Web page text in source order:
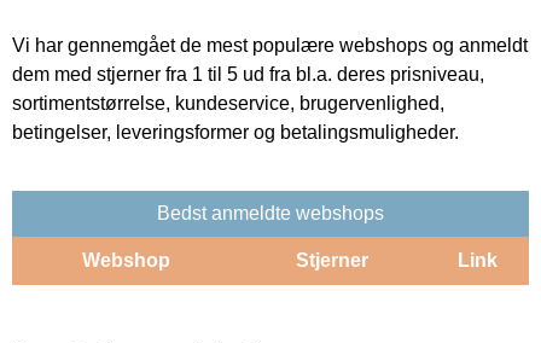
Vi har gennemgået de mest populære webshops og anmeldt
dem med stjerner fra 1 til 5 ud fra bl.a. deres prisniveau,
sortimentstørrelse, kundeservice, brugervenlighed,
betingelser, leveringsformer og betalingsmuligheder.
Bedst anmeldte webshops
Webshop Stjerner Link